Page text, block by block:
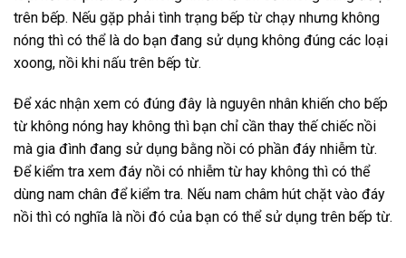
trên bếp. Nếu gặp phải tình trạng bếp từ chạy nhưng không
nóng thì có thể là do bạn đang sử dụng không đúng các loại
xoong, nồi khi nấu trên bếp từ.
Để xác nhận xem có đúng đây là nguyên nhân khiến cho bếp
từ không nóng hay không thì bạn chỉ cần thay thế chiếc nồi
mà gia đình đang sử dụng bằng nồi có phần đáy nhiễm từ.
Để kiểm tra xem đáy nồi có nhiễm từ hay không thì có thể
dùng nam chân để kiểm tra. Nếu nam châm hút chặt vào đáy
nồi thì có nghĩa là nồi đó của bạn có thể sử dụng trên bếp từ.